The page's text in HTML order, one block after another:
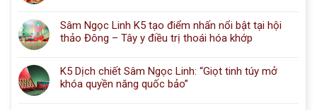
Sâm Ngọc Linh K5 tạo điểm nhấn nổi bật tại hội
thảo Đông – Tây y điều trị thoái hóa khớp
K5 Dịch chiết Sâm Ngọc Linh: “Giọt tinh túy mở
khóa quyền năng quốc bảo”